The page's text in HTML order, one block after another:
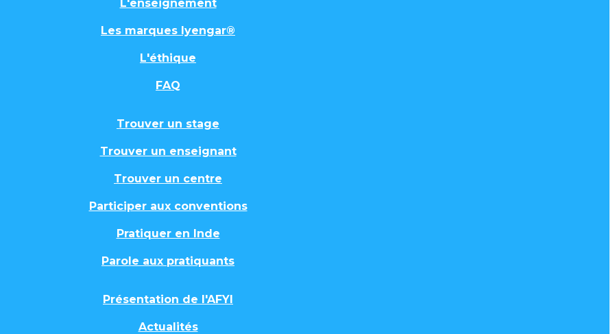
L'enseignement
Les marques Iyengar®
L'éthique
FAQ
Trouver un stage
Trouver un enseignant
Trouver un centre
Participer aux conventions
Pratiquer en Inde
Parole aux pratiquants
Présentation de l'AFYI
Actualités